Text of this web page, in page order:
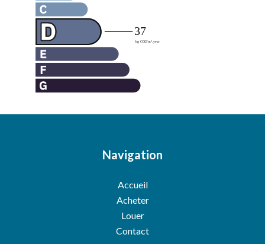
Navigation
Accueil
Acheter
Louer
Contact